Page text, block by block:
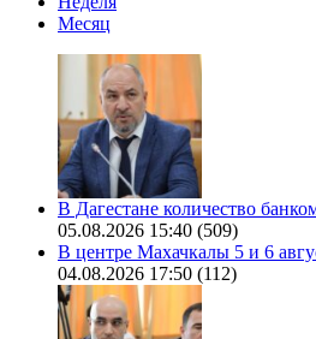
Месяц
В Дагестане количество
05.08.2026 15:40 (509)
В центре Махачкалы 5 и 6
04.08.2026 17:50 (112)